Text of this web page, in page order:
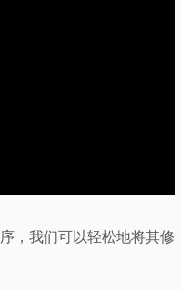
，我们可以轻松地将其修